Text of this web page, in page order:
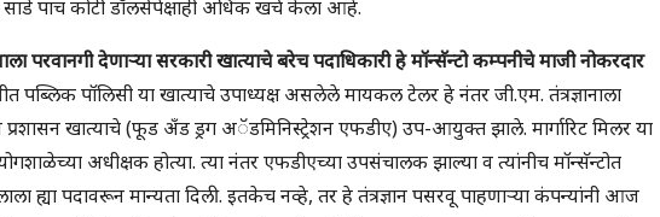
पाच कोटी डॉलर्सपेक्षाही अधिक खर्च केला आहे.
परवानगी देणाऱ्या सरकारी खात्याचे बरेच पदाधिकारी हे मॉन्सॅन्टो कम्पनीचे माजी नोकरदार
पब्लिक पॉलिसी या खात्याचे उपाध्यक्ष असलेले मायकल टेलर हे नंतर जी.एम. तंत्रज्ञानाला
खात्याचे (फूड अँड ड्रग अॅडमिनिस्ट्रेशन एफडीए) उप-आयुक्त झाले. मार्गारिट मिलर या
अधीक्षक होत्या. त्या नंतर एफडीएच्या उपसंचालक झाल्या व त्यांनीच मॉन्सॅन्टोत
ह्या पदावरून मान्यता दिली. इतकेच नव्हे, तर हे तंत्रज्ञान पसरवू पाहणाऱ्या कंपन्यांनी आज